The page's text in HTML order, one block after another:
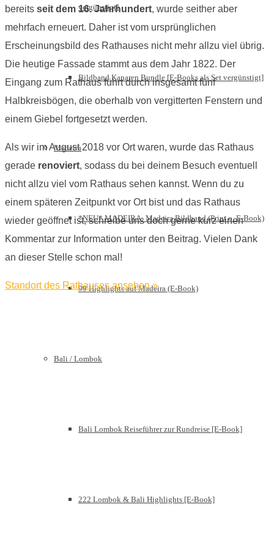
vergünstigt]
Bildband Kanaren Bundle [E-Books als Set vergünstigt]
Madeira
*NEU* MADEIRA: Madeira Bildband (Print o. E-Book)
99 Highlights auf Madeira (E-Book)
Bali / Lombok
Bali Lombok Reiseführer zur Rundreise [E-Book]
222 Lombok & Bali Highlights [E-Book]
bereits seit dem 16. Jahrhundert, wurde seither aber
mehrfach erneuert. Daher ist vom ursprünglichen
Erscheinungsbild des Rathauses nicht mehr allzu viel übrig.
Die heutige Fassade stammt aus dem Jahr 1822. Der
Eingang zum Rathaus führt durch insgesamt fünf
Halbkreisbögen, die oberhalb von vergitterten Fenstern und
einem Giebel fortgesetzt werden.
Als wir im August 2018 vor Ort waren, wurde das Rathaus
gerade renoviert, sodass du bei deinem Besuch eventuell
nicht allzu viel vom Rathaus sehen kannst. Wenn du zu
einem späteren Zeitpunkt vor Ort bist und das Rathaus
wieder geöffnet ist, schreibe uns doch gerne kurz einen
Kommentar zur Information unter den Beitrag. Vielen Dank
an dieser Stelle schon mal!
Standort des Rathauses ansehen »